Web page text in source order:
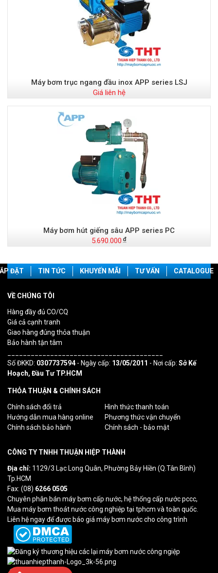
Máy bơm trục ngang đầu inox APP series LSJ
Giá liên hệ
Máy bơm hút giếng sâu APP series PC
5.690.000
ĐẶT TIN TỨC KHUYẾN MÃI TƯ VẤN CATALOGUE
VỀ CHÚNG TÔI
Hàng đầy đủ CO/CQ
Giá cả cạnh tranh
Giao hàng đúng thỏa thuận
Bảo hành tận tâm
Số ĐKKD: 0307737594- Ngày cấp: 13/05/2011 - Nơi cấp: Sở Kế
Hoạch, Đầu Tư TP.HCM
THỎA THUẬN & CHÍNH SÁCH
Chính sách đổi trả
Hình thức thanh toán
Hướng dẫn mua hàng online
Phương thức vận chuyển
Chính sách bảo hành
Chính sách - bảo mật
CÔNG TY TNHH THUẬN HIỆP THÀNH
Địa chỉ: 1129/3 Lạc Long Quân, Phường Bảy Hiền (Q.Tân Bình)
Tp.HCM
Fax: (08) 6266 0505
Chuyên phân bán máy bơm cấp nước, hệ thống cấp nước pccc,
Mua máy bơm thoát nước công nghiệp tại tphcm và toàn quốc.
Liên hệ ngay để được báo giá máy bơm nước cho công trình